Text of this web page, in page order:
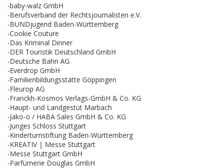
-baby-walz GmbH
-Berufsverband der Rechtsjournalisten e.V.
-BUNDjugend Baden-Württemberg
-Cookie Couture
-Das Kriminal Dinner
-DER Touristik Deutschland GmbH
-Deutsche Bahn AG
-Everdrop GmbH
-Familienbildungsstätte Göppingen
-Fleurop AG
-Franckh-Kosmos Verlags-GmbH & Co. KG
-Haupt- und Landgestüt Marbach
-Jako-o / HABA Sales GmbH & Co. KG
-Junges Schloss Stuttgart
-Kinderturnstiftung Baden-Württemberg
-KREATIV | Messe Stuttgart
-Messe Stuttgart GmbH
-Parfümerie Douglas GmbH